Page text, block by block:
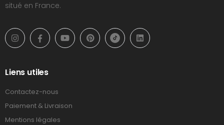
situé en France.
Liens utiles
Contactez-nous
Paiement & Livraison
Mentions légales